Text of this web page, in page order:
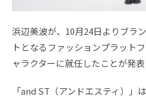
浜辺美波が、10月24日よりブラ
トとなるファッションプラット
ャラクターに就任したことが発表
「and ST（アンドエスティ）」